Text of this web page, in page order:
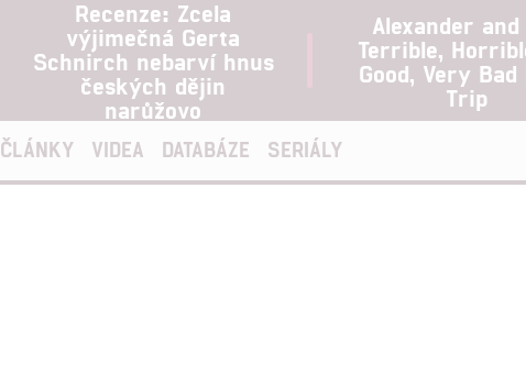
Recenze: Zcela
výjimečná Gerta
Schnirch nebarví hnus
českých dějin
narůžovo
Alexander
Terrible,
Good, Very Bad
Trip
ČLÁNKY VIDEA DATABÁZE SERIÁLY